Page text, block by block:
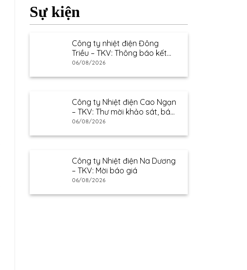
Sự kiện
Công ty nhiệt điện Đông
Triều – TKV: Thông báo kết
quả lựa chọn nhà cung cấp
06/08/2026
Công ty Nhiệt điện Cao Ngạn
– TKV: Thư mời khảo sát, báo
giá
06/08/2026
Công ty Nhiệt điện Na Dương
– TKV: Mời báo giá
06/08/2026